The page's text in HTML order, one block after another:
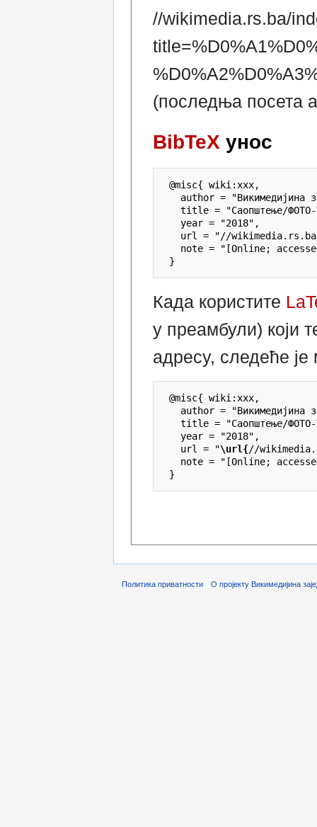
//wikimedia.rs.ba/
(последња посета
BibTeX унос
@misc{ wiki:xxx,
author = "Викимедијина
title = "Саопштење/
   year = "2018",
url = "//
note = "[Online;
Када користите
у преамбули) који
адресу, следеће
@misc{ wiki:xxx,
author = "Викимедијина
title = "Саопштење/
   year = "2018",
   url = "
\url{//
note = "[Online;
Политика приватности О пројекту Викимедијина